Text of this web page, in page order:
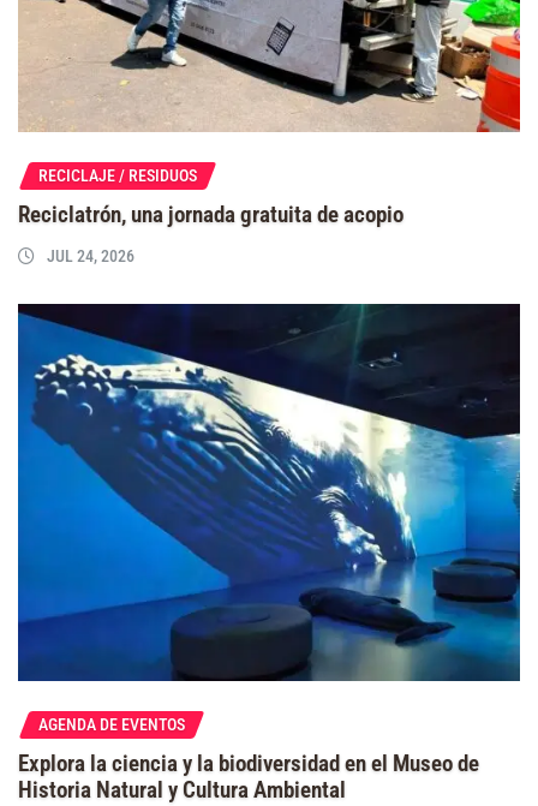
RECICLAJE / RESIDUOS
Reciclatrón, una jornada gratuita de acopio
JUL 24, 2026
AGENDA DE EVENTOS
Explora la ciencia y la biodiversidad en el Museo de
Historia Natural y Cultura Ambiental